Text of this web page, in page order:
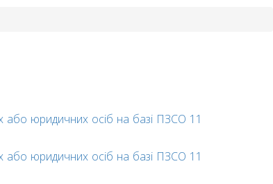
або юридичних осіб на базі ПЗСО 11
або юридичних осіб на базі ПЗСО 11